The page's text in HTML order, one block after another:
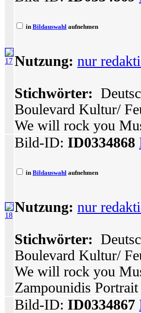
17
in Bildauswahl aufnehmen
Nutzung: nur
Stichwörter:
Boulevard Kultur/
We will rock you
18
Bild-ID: ID0334868
in Bildauswahl aufnehmen
Nutzung: nur
Stichwörter:
Boulevard Kultur/
We will rock you
Zampounidis Portrait
Bild-ID: ID0334867